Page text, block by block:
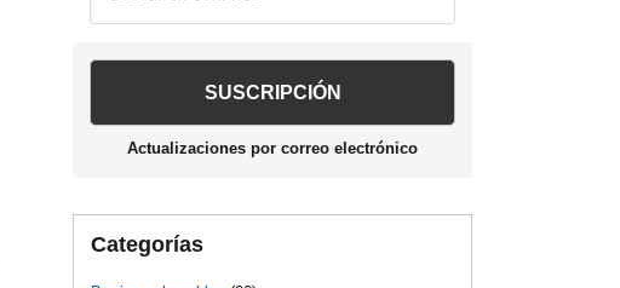
lateral
principal
Actualizaciones por correo electrónico
Categorías